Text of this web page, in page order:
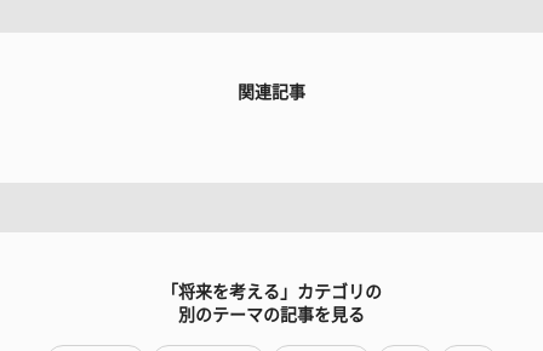
関連記事
「将来を考える」カテゴリの
別のテーマの記事を見る